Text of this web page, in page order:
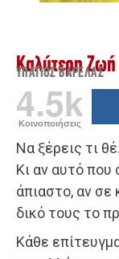
Καλύτερη Ζωή
ΥΠΆΤΙΟΣ ΒΑΡΕΛΆΣ
4.5k
Κοινοποιήσεις
Να ξέρεις τι
Κι αν αυτό που
άπιαστο, αν σε
δικό τους το
Κάθε